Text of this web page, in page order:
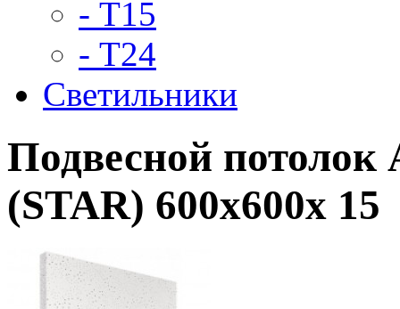
- Т15
- Т24
Светильники
Подвесной
(STAR) 600x600x 15